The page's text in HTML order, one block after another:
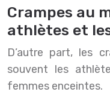
Crampes au
athlètes et
D’autre part, les
souvent les
femmes enceintes.